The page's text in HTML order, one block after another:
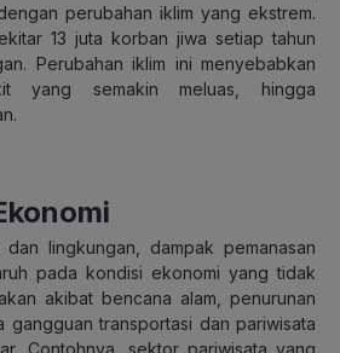
perubahan iklim yang ekstrem.
13 juta korban jiwa setiap tahun
Perubahan iklim ini menyebabkan
yang semakin meluas, hingga
lingkungan, dampak pemanasan
pada kondisi ekonomi yang tidak
akibat bencana alam, penurunan
gangguan transportasi dan pariwisata
Contohnya, sektor pariwisata yang